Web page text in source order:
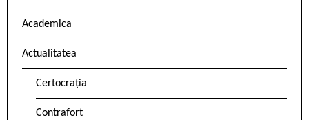
Academica
Actualitatea
Certocrația
Contrafort